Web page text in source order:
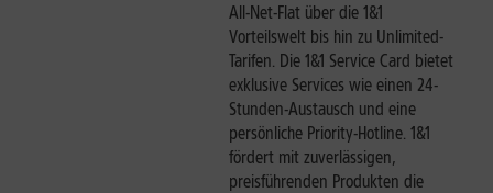
All-Net-Flat über die 1&1
Vorteilswelt bis hin zu Unlimited-
Tarifen. Die 1&1 Service Card bietet
exklusive Services wie einen 24-
Stunden-Austausch und eine
persönliche Priority-Hotline. 1&1
fördert mit zuverlässigen,
preisführenden Produkten die